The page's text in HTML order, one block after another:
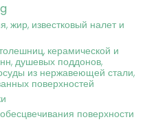
жир, известковый налет и
керамической и
душевых поддонов,
из нержавеющей стали,
поверхностей
поверхности